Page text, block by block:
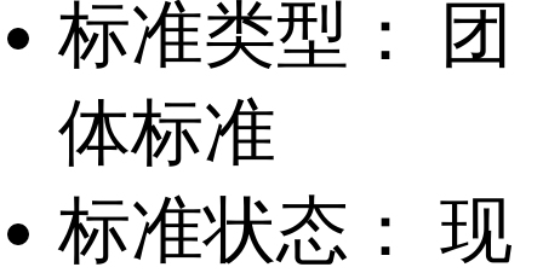
标准类型：
团
体标准
标准状态：
现